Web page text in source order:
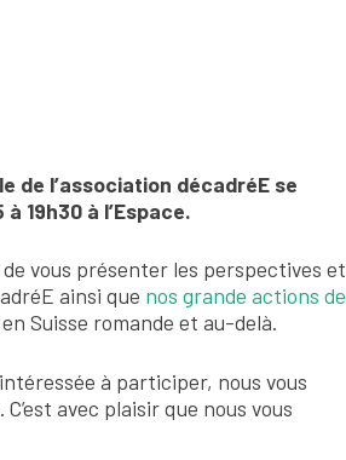
de l’association décadréE se
19h30 à l’Espace.
vous présenter les perspectives et
ainsi que nos grande actions de
Suisse romande et au-delà.
à participer, nous vous
avec plaisir que nous vous